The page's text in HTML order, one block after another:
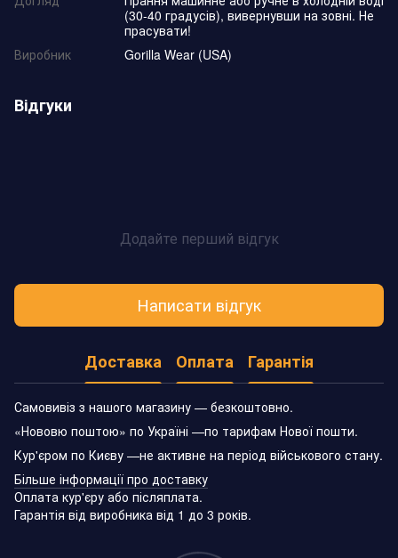
(30-40 градусів), вивернувши на зовні. Не
прасувати!
Виробник
Gorilla Wear (USA)
Відгуки
Додайте перший відгук
Написати відгук
Доставка Оплата Гарантія
Самовивіз з нашого магазину — безкоштовно.
«Нововю поштою» по Україні —по тарифам Нової пошти.
Кур'єром по Києву —не активне на період військового стану.
Більше інформації про доставку
Оплата кур'єру або післяплата.
Гарантія від виробника від 1 до 3 років.